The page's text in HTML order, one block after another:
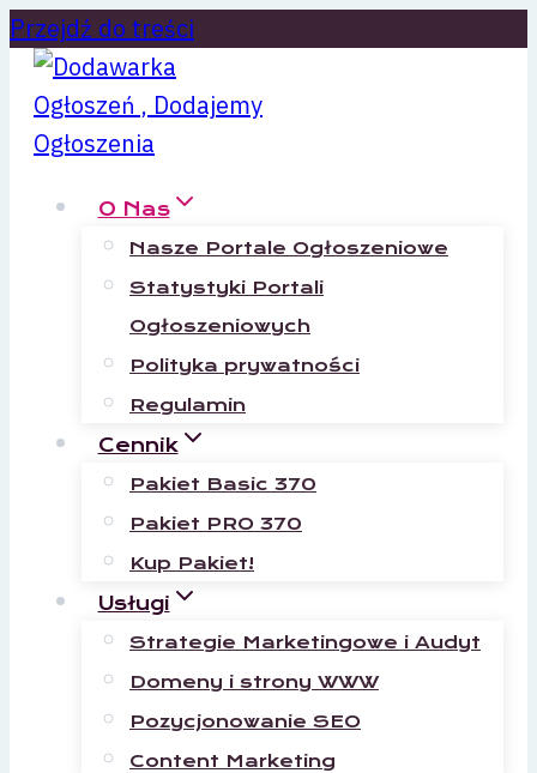
Przejdź do treści
O Nas
Nasze Portale Ogłoszeniowe
Statystyki Portali
Ogłoszeniowych
Polityka prywatności
Regulamin
Cennik
Pakiet Basic 370
Pakiet PRO 370
Kup Pakiet!
Usługi
Strategie Marketingowe i Audyt
Domeny i strony WWW
Pozycjonowanie SEO
Content Marketing